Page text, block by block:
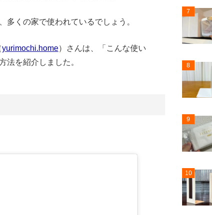
多くの家で使われているでしょう。
yurimochi.home）さんは、「こんな使い
法を紹介しました。
7
8
9
10